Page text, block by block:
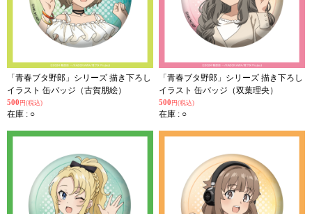
「青春ブタ野郎」シリーズ 描き下ろし
イラスト 缶バッジ（古賀朋絵）
500 円(税込)
在庫 : ○
「青春ブタ野郎」シリーズ 描き下ろし
イラスト 缶バッジ（双葉理央）
500 円(税込)
在庫 : ○